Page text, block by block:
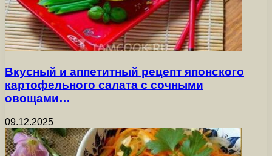
Вкусный и аппетитный рецепт японского
картофельного салата с сочными
овощами…
09.12.2025